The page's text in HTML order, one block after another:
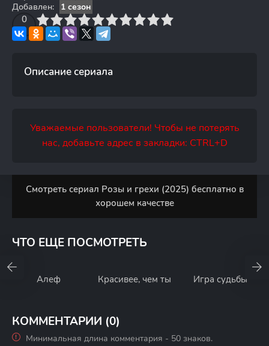
Добавлен:
1 сезон
0
4 6 7 8 9 10
Описание сериала
Уважаемые пользователи! Чтобы не потерять
нас, добавьте адрес в закладки: CTRL+D
Смотреть сериал Розы и грехи (2025) бесплатно в
хорошем качестве
ЧТО ЕЩЕ ПОСМОТРЕТЬ
Алеф Красивее, чем ты Игра судьбы
КОММЕНТАРИИ (0)
Минимальная длина комментария - 50 знаков.